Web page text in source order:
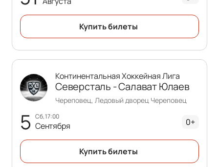
Купить билеты
5 сб, 17:00
Сентября
Континентальная Хоккейная Лига
Северсталь - Салават Юлаев
Череповец, Ледовый дворец Череповец
0+
Купить билеты